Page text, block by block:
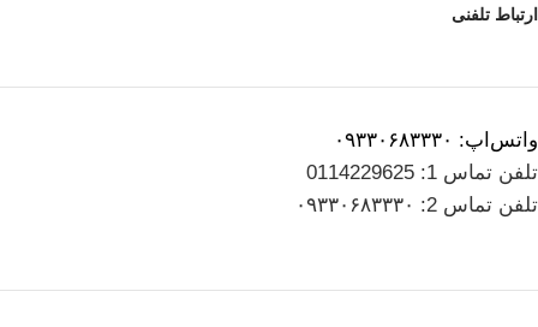
ارتباط تلفنی
واتس‌اپ: ۰۹۳۳۰۶۸۳۳۳۰
تلفن تماس 1: 0114229625
تلفن تماس 2: ۰۹۳۳۰۶۸۳۳۳۰